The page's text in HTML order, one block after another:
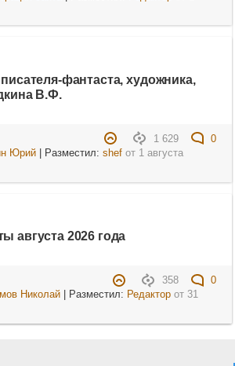
фантаста, художника,
В.Ф.
1 629
0
Юрий| Разместил: shefот 1 августа
августа 2026 года
358
0
Николай| Разместил: Редакторот 31